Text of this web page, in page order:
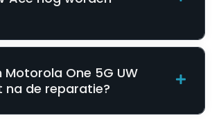
One 5G UW
na de reparatie?